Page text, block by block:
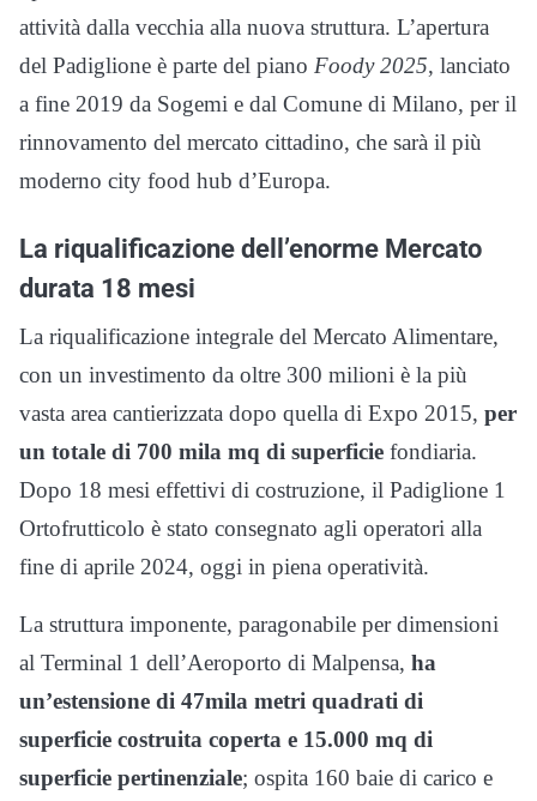
attività dalla vecchia alla nuova struttura. L’apertura
del Padiglione è parte del piano Foody 2025, lanciato
a fine 2019 da Sogemi e dal Comune di Milano, per il
rinnovamento del mercato cittadino, che sarà il più
moderno city food hub d’Europa.
La riqualificazione dell’enorme Mercato
durata 18 mesi
La riqualificazione integrale del Mercato Alimentare,
con un investimento da oltre 300 milioni è la più
vasta area cantierizzata dopo quella di Expo 2015, per
un totale di 700 mila mq di superficie fondiaria.
Dopo 18 mesi effettivi di costruzione, il Padiglione 1
Ortofrutticolo è stato consegnato agli operatori alla
fine di aprile 2024, oggi in piena operatività.
La struttura imponente, paragonabile per dimensioni
al Terminal 1 dell’Aeroporto di Malpensa, ha
un’estensione di 47mila metri quadrati di
superficie costruita coperta e 15.000 mq di
superficie pertinenziale; ospita 160 baie di carico e